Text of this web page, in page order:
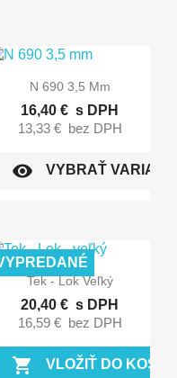
Rýchly náhľad
N 690 3,5 Mm
16,40 € s DPH
13,33 € bez DPH
visibility VYBRAŤ VARIANT
Rýchly náhľad
Tek - Lok Veľký
20,40 € s DPH
16,59 € bez DPH
shopping_cart VLOŽIŤ DO